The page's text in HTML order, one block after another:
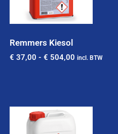
Remmers Kiesol
€ 37,00 - € 504,00 incl. BTW